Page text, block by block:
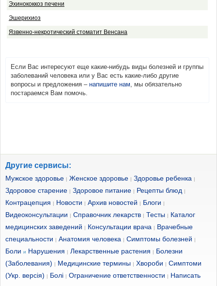
Эхинококкоз печени
Эшерихиоз
Язвенно-некротический стоматит Венсана
Если Вас интересуют еще какие-нибудь виды болезней и группы
заболеваний человека или у Вас есть какие-либо другие
вопросы и предложения – напишите нам, мы обязательно
постараемся Вам помочь.
Другие сервисы:
Мужское здоровье | Женское здоровье | Здоровье ребенка |
Здоровое старение | Здоровое питание | Рецепты блюд |
Контрацепция | Новости | Архив новостей | Блоги |
Видеоконсультации | Справочник лекарств | Тесты | Каталог
медицинских заведений | Консультации врача | Врачебные
специальности | Анатомия человека | Симптомы болезней |
Боли и Нарушения | Лекарственные растения | Болезни
(Заболевания) | Медицинские термины | Хвороби | Симптоми
(Укр. версія) | Болі | Ограничение ответственности | Написать